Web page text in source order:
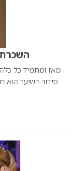
השכרת
מאז ומתמיד כל
סידור השיער